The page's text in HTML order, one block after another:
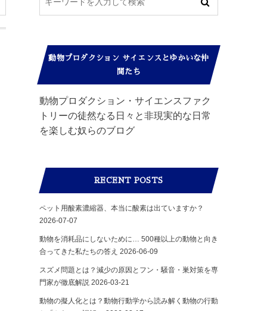
動物プロダクション サイエンスとゆかいな仲
間たち
動物プロダクション・サイエンスファク
トリーの徒然なる日々と非現実的な日常
を楽しむ奴らのブログ
RECENT POSTS
ペット用酸素濃縮器、本当に酸素は出ていますか？
2026-07-07
動物を消耗品にしないために… 500種以上の動物と向き
合ってきた私たちの答え 2026-06-09
スズメ問題とは？減少の原因とフン・騒音・巣対策を専
門家が徹底解説 2026-03-21
動物の擬人化とは？動物行動学から読み解く動物の行動